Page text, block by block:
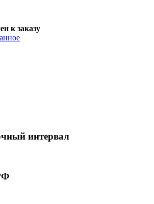
к заказу
интервал